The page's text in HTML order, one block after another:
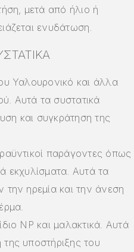
μετά από ήλιο ή
ενυδάτωση.
Υαλουρονικό και άλλα
Αυτά τα συστατικά
και συγκράτηση της
παράγοντες όπως
εκχυλίσματα. Αυτά τα
την ηρεμία και την άνεση
NP και μαλακτικά. Αυτά
υποστήριξης του